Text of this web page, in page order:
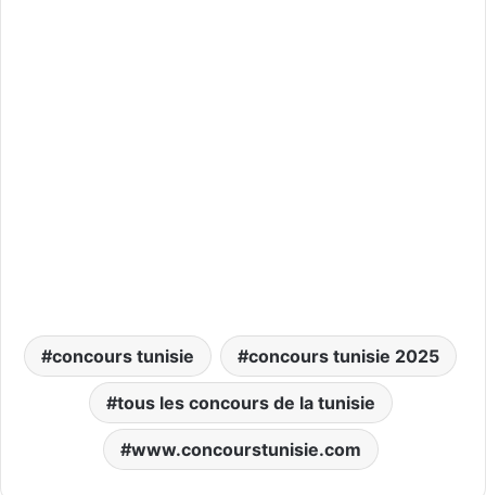
concours tunisie concours tunisie 2025
tous les concours de la tunisie
www.concourstunisie.com